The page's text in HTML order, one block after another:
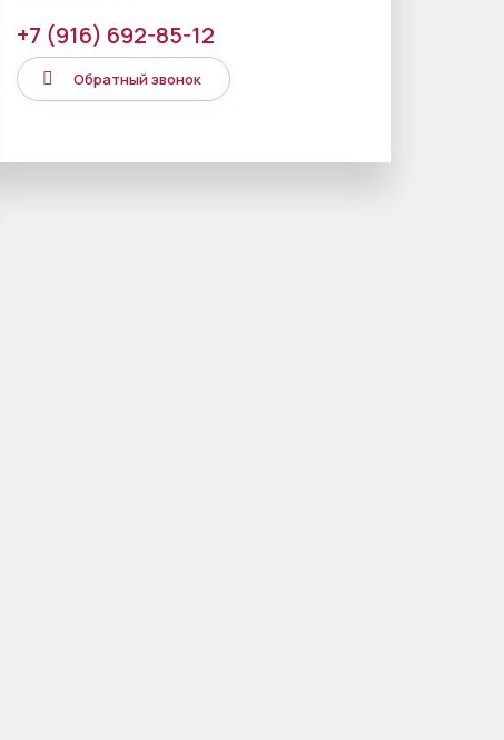
+7 (916) 692-85-12
Обратный звонок